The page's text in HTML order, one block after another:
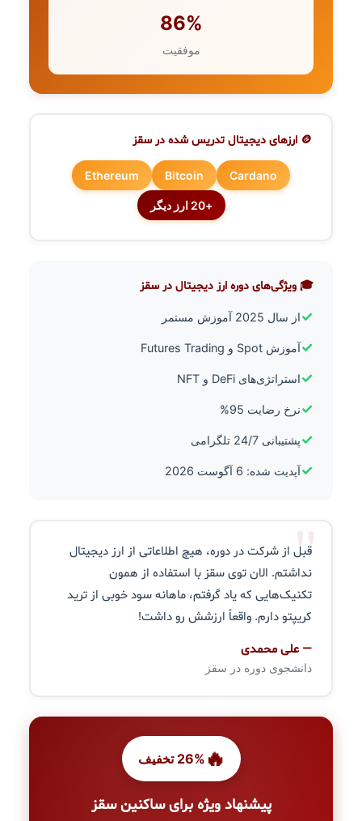
86%
موفقیت
🪙 ارزهای دیجیتال تدریس شده در سقز
Cardano
Bitcoin
Ethereum
+20 ارز دیگر
🎓 ویژگی‌های دوره ارز دیجیتال در سقز
✓از سال 2025 آموزش مستمر
✓آموزش Spot و Futures Trading
✓استراتژی‌های DeFi و NFT
✓نرخ رضایت 95%
✓پشتیبانی 24/7 تلگرامی
✓آپدیت شده: 6 آگوست 2026
"
قبل از شرکت در دوره، هیچ اطلاعاتی از ارز دیجیتال
نداشتم. الان توی سقز با استفاده از همون
تکنیک‌هایی که یاد گرفتم، ماهانه سود خوبی از ترید
کریپتو دارم. واقعاً ارزشش رو داشت!
— علی محمدی
دانشجوی دوره در سقز
🔥 26% تخفیف
پیشنهاد ویژه برای ساکنین سقز